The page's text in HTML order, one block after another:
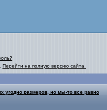
Перейти на полную версию сайта.
угодно размеров, но мы-то все равно